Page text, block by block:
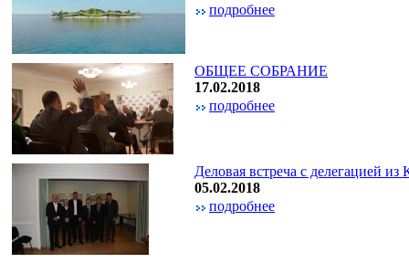
подробнее
ОБЩЕЕ СОБРАНИЕ
17.02.2018
подробнее
Деловая встреча с делегацией
05.02.2018
подробнее